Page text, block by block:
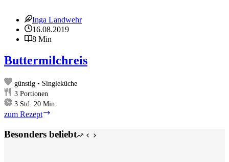
Inga Landwehr
16.08.2019
8 Min
Buttermilchreis
günstig • Singleküche
3 Portionen
3Stunden
Std. 20Minuten
Min.
zum Rezept
Besonders beliebt